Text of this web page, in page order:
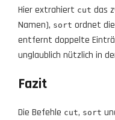
Hier extrahiert cut das
Namen), sort ordnet
entfernt doppelte
unglaublich nützlich in
Fazit
Die Befehle cut, sort